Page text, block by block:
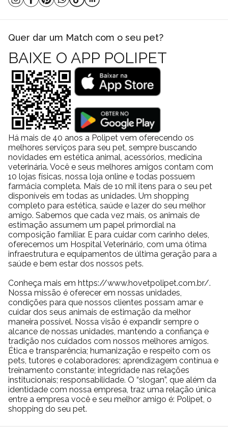
Benefício adicionalRedução de estresse
Esse brinquedo é indicado para todos os gatos?
Sim, é indicado para gatos de todos os portes e idades.
O catnip é seguro para uso diário?
Sim, o catnip é natural e seguro quando utilizado em produtos
apropriados.
O gato pode perder o interesse com o tempo?
Pode acontecer, mas alternar brinquedos ajuda a manter o
interesse elevado.
Ajuda realmente a reduzir o estresse?
Sim, o catnip combinado com atividade física contribui para
relaxamento.
Precisa de supervisão durante o uso?
Não é obrigatório, mas recomenda-se observar as primeiras
interações.
Um ambiente mais ativo, saudável e equilibrado!
Investir em um brinquedo como o Brinquedo Pelúcia Frango com
Catnip Tex Pets é uma forma prática de melhorar a qualidade de
vida do gato. Ele estimula, entretém e ainda contribui para o
equilíbrio emocional.
Ao integrar esse tipo de estímulo na rotina, o ambiente se torna
mais dinâmico e alinhado com as necessidades naturais do
animal. O resultado é um gato mais ativo, mais satisfeito e com
comportamentos mais saudáveis no dia a dia.
Quer dar um Match com o seu pet?
BAIXE O APP POLIPET
Há mais de 40 anos a Polipet vem oferecendo os
melhores serviços para seu pet, sempre buscando
novidades em estética animal, acessórios, medicina
veterinária. Você e seus melhores amigos contam com
10 lojas físicas, nossa loja online e todas possuem
farmácia completa. Mais de 10 mil itens para o seu pet
disponíveis em todas as unidades. Um shopping
completo para estética, saúde e lazer do seu melhor
amigo. Sabemos que cada vez mais, os animais de
estimação assumem um papel primordial na
composição familiar. E para cuidar com carinho deles,
oferecemos um Hospital Veterinário, com uma ótima
infraestrutura e equipamentos de última geração para a
saúde e bem estar dos nossos pets.
Conheça mais em https://www.hovetpolipet.com.br/.
Nossa missão é oferecer em nossas unidades,
condições para que nossos clientes possam amar e
cuidar dos seus animais de estimação da melhor
maneira possível. Nossa visão é expandir sempre o
alcance de nossas unidades, mantendo a confiança e
tradição nos cuidados com nossos melhores amigos.
Ética e transparência; humanização e respeito com os
pets, tutores e colaboradores; aprendizagem contínua e
treinamento constante; integridade nas relações
institucionais; responsabilidade. O “slogan”, que além da
identidade com nossa empresa, traz uma relação única
entre a empresa você e seu melhor amigo é: Polipet, o
shopping do seu pet.